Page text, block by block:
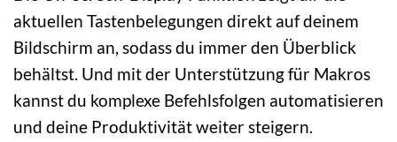
aktuellen Tastenbelegungen direkt auf deinem
Bildschirm an, sodass du immer den Überblick
behältst. Und mit der Unterstützung für Makros
kannst du komplexe Befehlsfolgen automatisieren
und deine Produktivität weiter steigern.